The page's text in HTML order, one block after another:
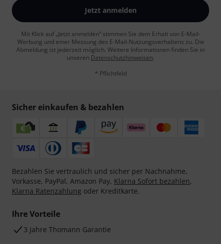
Jetzt anmelden
Mit Klick auf „Jetzt anmelden“ stimmen Sie dem Erhalt von E-Mail-
Werbung und einer Messung des E-Mail-Nutzungsverhaltens zu. Die
Abmeldung ist jederzeit möglich. Weitere Informationen finden Sie in
unseren Datenschutzhinweisen.
* Pflichtfeld
Sicher einkaufen & bezahlen
Bezahlen Sie vertraulich und sicher per Nachnahme,
Vorkasse, PayPal, Amazon Pay, Klarna Sofort bezahlen,
Klarna Ratenzahlung oder Kreditkarte.
Ihre Vorteile
3 Jahre Thomann Garantie